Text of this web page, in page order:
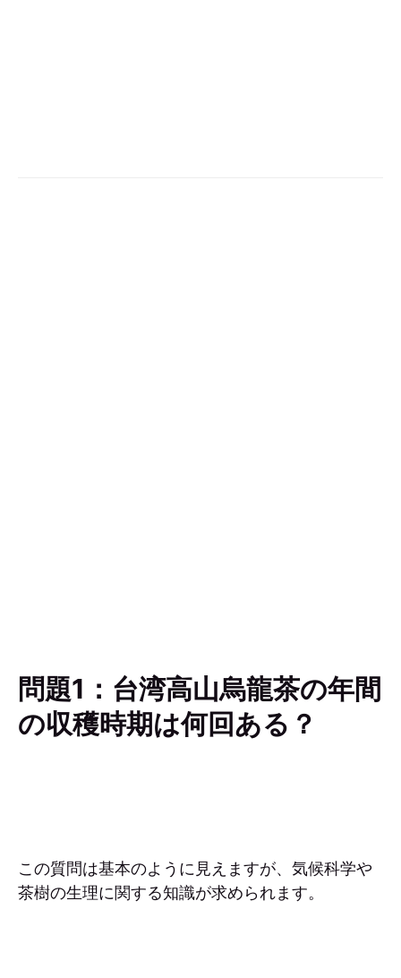
問題1：台湾高山烏龍茶の年間
の収穫時期は何回ある？
この質問は基本のように見えますが、気候科学や
茶樹の生理に関する知識が求められます。